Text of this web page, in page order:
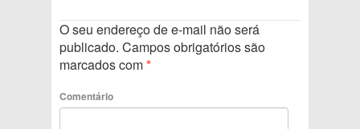
O seu endereço de e-mail não será
publicado. Campos obrigatórios são
marcados com*
Comentário